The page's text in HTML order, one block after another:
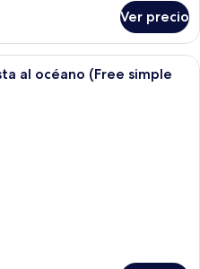
Ver precio
Ropa de cama de alta calidad,
al océano (Free simple